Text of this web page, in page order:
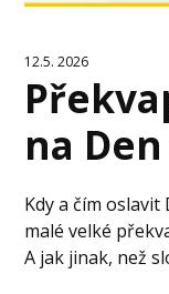
12.5. 2026
na
Kdy a čím
malé velké
A jak jinak, než